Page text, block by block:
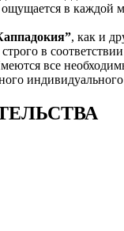
в каждой
, как и
в
все